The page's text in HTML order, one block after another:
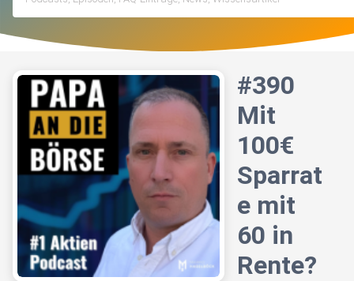
#390
Mit
100€
Sparrat
e mit
60 in
Rente?